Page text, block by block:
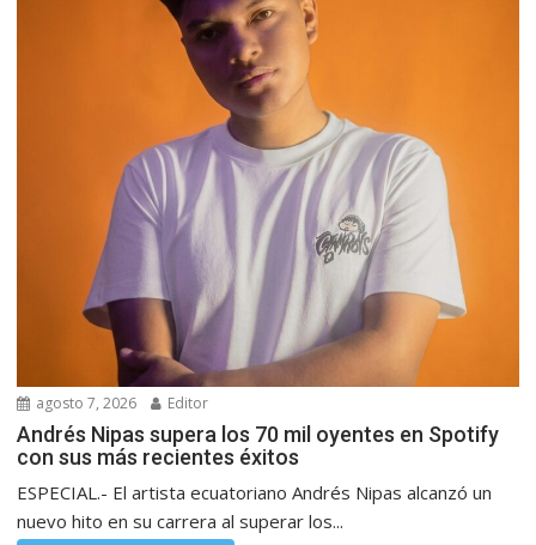
agosto 7, 2026 Editor
Andrés Nipas supera los 70 mil oyentes en Spotify
con sus más recientes éxitos
ESPECIAL.- El artista ecuatoriano Andrés Nipas alcanzó un
nuevo hito en su carrera al superar los...